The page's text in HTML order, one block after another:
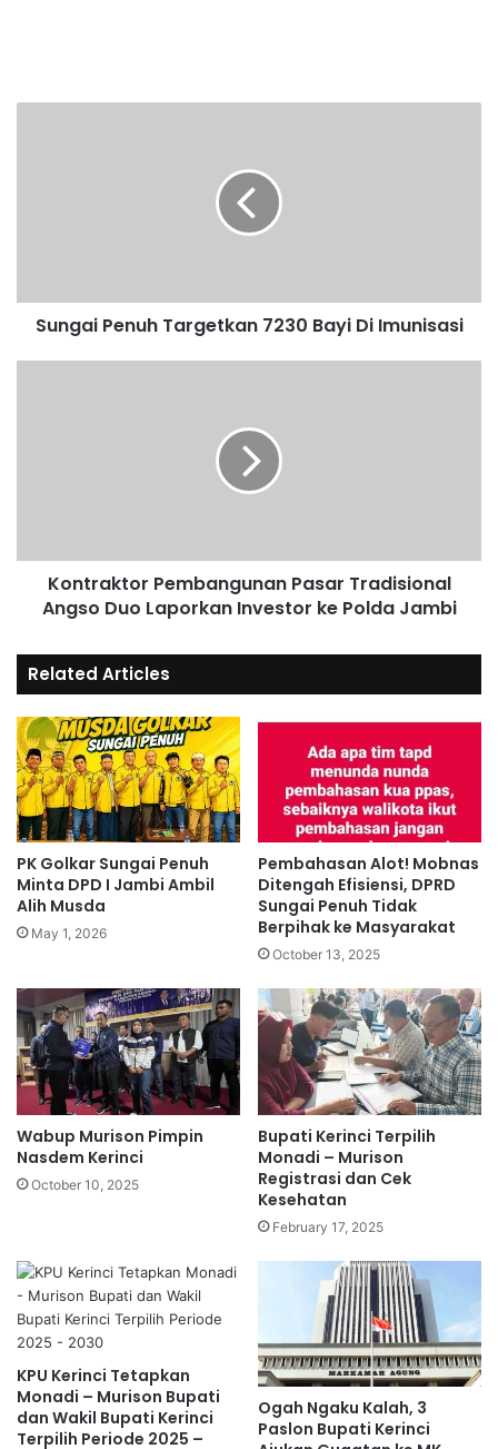
Sungai Penuh Targetkan 7230 Bayi Di Imunisasi
Kontraktor Pembangunan Pasar Tradisional
Angso Duo Laporkan Investor ke Polda Jambi
Related Articles
PK Golkar Sungai Penuh
Minta DPD I Jambi Ambil
Alih Musda
May 1, 2026
Pembahasan Alot! Mobnas
Ditengah Efisiensi, DPRD
Sungai Penuh Tidak
Berpihak ke Masyarakat
October 13, 2025
Wabup Murison Pimpin
Nasdem Kerinci
October 10, 2025
Bupati Kerinci Terpilih
Monadi – Murison
Registrasi dan Cek
Kesehatan
February 17, 2025
KPU Kerinci Tetapkan
Monadi – Murison Bupati
dan Wakil Bupati Kerinci
Terpilih Periode 2025 –
Ogah Ngaku Kalah, 3
Paslon Bupati Kerinci